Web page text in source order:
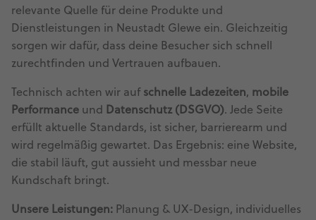
relevante Quelle für deine Produkte und
Dienstleistungen in Neustadt Glewe ein. Gleichzeitig
sorgen wir dafür, dass deine Besucher sich schnell
zurechtfinden und Vertrauen aufbauen.
Technisch achten wir auf schnelle Ladezeiten, mobile
Performance und Datenschutz (DSGVO). Jede Seite
erfüllt aktuelle Standards, ist sicher, barrierearm und
wird regelmäßig gewartet. Das Ergebnis: eine Website,
die stabil läuft, gut aussieht und messbar neue
Kundschaft bringt.
Unsere Leistungen: Planung & UX-Design, individuelles